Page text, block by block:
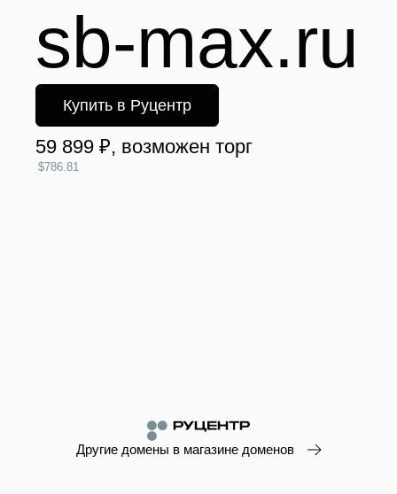
sb-max.ru
Купить в Руцентр
59 899 ₽, возможен торг
$786.81
Другие домены в магазине доменов